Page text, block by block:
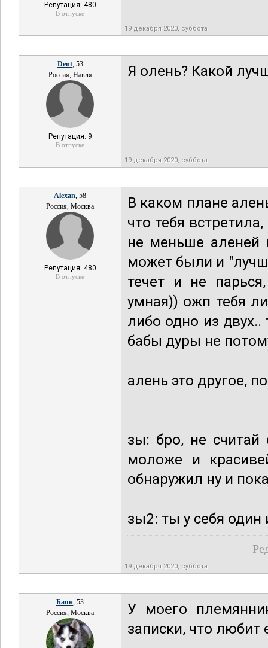
Репутация: 480
В отпуске
19 декабря 2020, суббота
Dent, 53
Россия, Навля
Репутация: 9
В отпуске
Я олень? Какой
19 декабря 2020, суббота
Alexan, 58
Россия, Москва
Репутация: 480
В отпуске
В каком плане
что тебя
не меньше
может были и
течет и не
умная)) ожп тебя
либо одно из двух..
бабы дуры не
алень это другое,
зы: бро, не считай
моложе и
обнаружил ну и
зы2: ты у себя
19 декабря 2020, суббота
Баян, 53
Россия, Москва
У моего
записки, что любит